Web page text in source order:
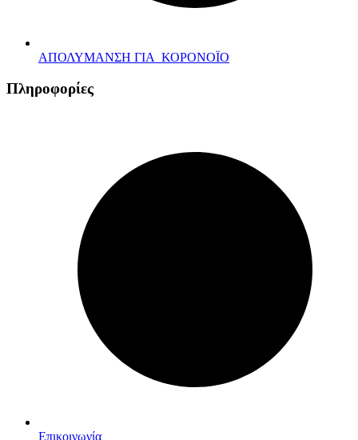
ΑΠΟΛΥΜΑΝΣΗ ΓΙΑ ΚΟΡΟΝΟΪΟ
Πληροφορίες
Επικοινωνία